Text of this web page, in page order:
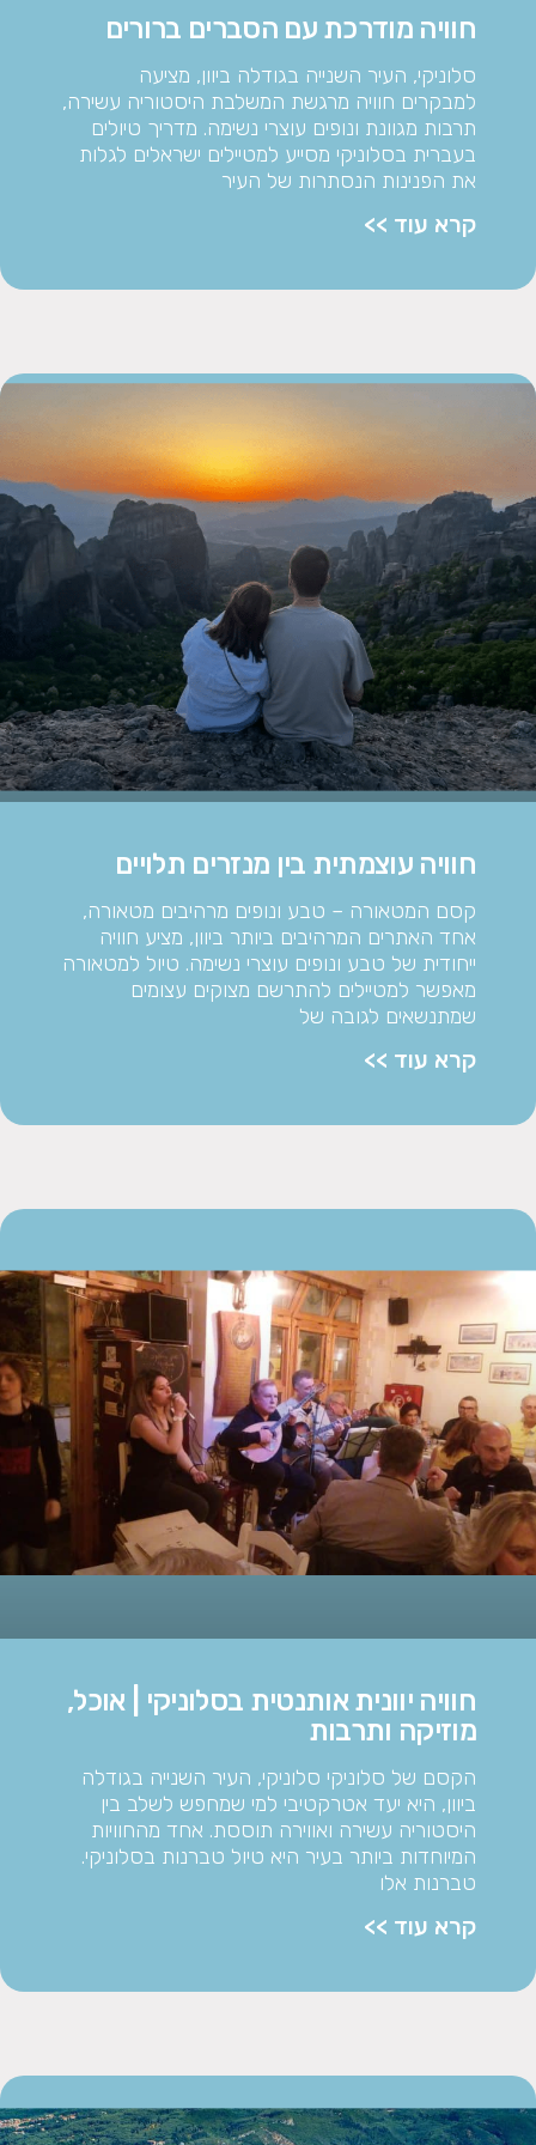
חוויה מודרכת עם הסברים ברורים
סלוניקי, העיר השנייה בגודלה ביוון, מציעה
למבקרים חוויה מרגשת המשלבת היסטוריה עשירה,
תרבות מגוונת ונופים עוצרי נשימה. מדריך טיולים
בעברית בסלוניקי מסייע למטיילים ישראלים לגלות
את הפנינות הנסתרות של העיר
קרא עוד >>
חוויה עוצמתית בין מנזרים תלויים
קסם המטאורה – טבע ונופים מרהיבים מטאורה,
אחד האתרים המרהיבים ביותר ביוון, מציע חוויה
ייחודית של טבע ונופים עוצרי נשימה. טיול למטאורה
מאפשר למטיילים להתרשם מצוקים עצומים
שמתנשאים לגובה של
קרא עוד >>
חוויה יוונית אותנטית בסלוניקי | אוכל,
מוזיקה ותרבות
הקסם של סלוניקי סלוניקי, העיר השנייה בגודלה
ביוון, היא יעד אטרקטיבי למי שמחפש לשלב בין
היסטוריה עשירה ואווירה תוססת. אחד מהחוויות
המיוחדות ביותר בעיר היא טיול טברנות בסלוניקי.
טברנות אלו
קרא עוד >>